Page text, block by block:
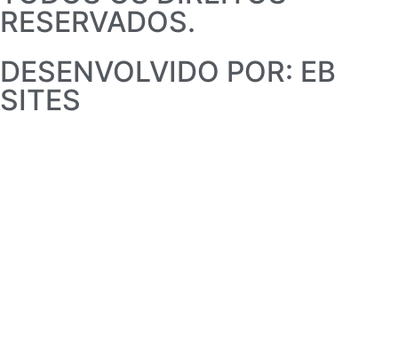
RESERVADOS.
DESENVOLVIDO POR: EB
SITES